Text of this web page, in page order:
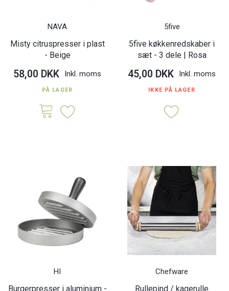
NAVA
Misty citruspresser i plast
- Beige
58,00 DKK Inkl. moms
PÅ LAGER
5five
5five køkkenredskaber i
sæt - 3 dele | Rosa
45,00 DKK Inkl. moms
IKKE PÅ LAGER
HI
Burgerpresser i aluminium -
Chefware
Rullepind / kagerulle